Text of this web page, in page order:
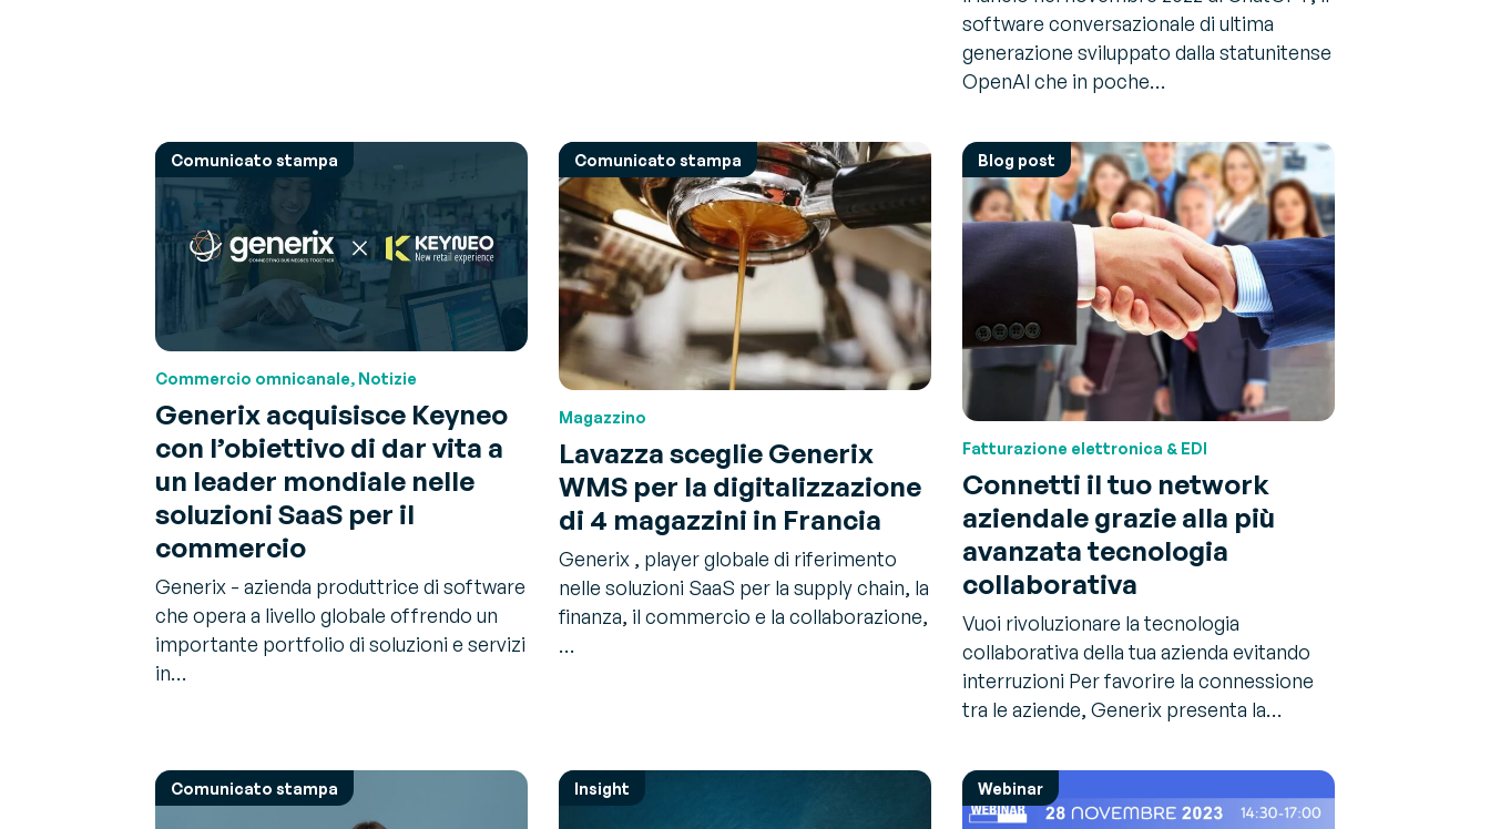
software conversazionale di ultima
generazione sviluppato dalla statunitense
OpenAI che in poche…
Comunicato stampa
Commercio omnicanale, Notizie
Generix acquisisce Keyneo
con l’obiettivo di dar vita a
un leader mondiale nelle
soluzioni SaaS per il
commercio
Generix - azienda produttrice di software
che opera a livello globale offrendo un
importante portfolio di soluzioni e servizi
in…
Comunicato stampa
Magazzino
Lavazza sceglie Generix
WMS per la digitalizzazione
di 4 magazzini in Francia
Generix , player globale di riferimento
nelle soluzioni SaaS per la supply chain, la
finanza, il commercio e la collaborazione,
…
Blog post
Fatturazione elettronica & EDI
Connetti il tuo network
aziendale grazie alla più
avanzata tecnologia
collaborativa
Vuoi rivoluzionare la tecnologia
collaborativa della tua azienda evitando
interruzioni Per favorire la connessione
tra le aziende, Generix presenta la…
Comunicato stampa Insight Webinar